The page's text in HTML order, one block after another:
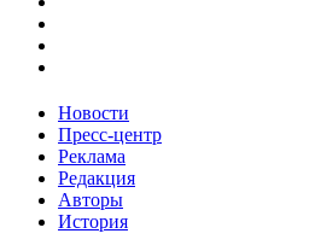
Новости
Пресс-центр
Реклама
Редакция
Авторы
История